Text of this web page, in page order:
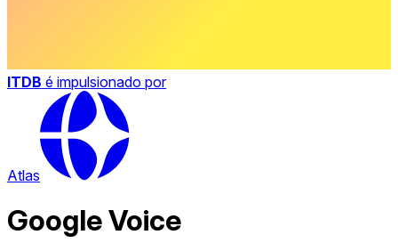
ITDB é impulsionado por
Atlas
Google Voice